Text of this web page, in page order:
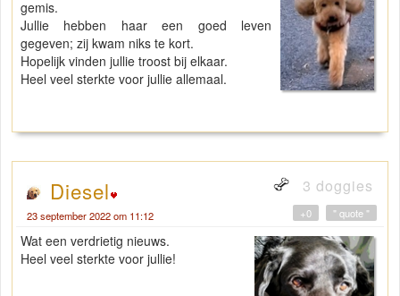
gemis.
Jullie hebben haar een goed leven
gegeven; zij kwam niks te kort.
Hopelijk vinden jullie troost bij elkaar.
Heel veel sterkte voor jullie allemaal.
Diesel 3 doggies
23 september 2022 om 11:12 " quote "
+0
Wat een verdrietig nieuws.
Heel veel sterkte voor jullie!